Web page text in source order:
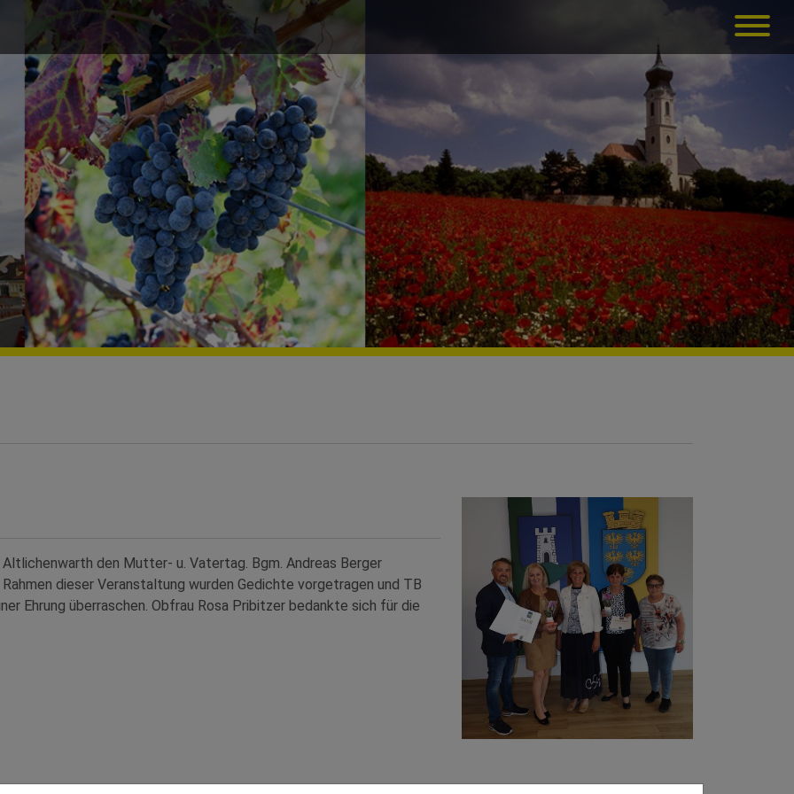
den Mutter- u. Vatertag. Bgm. Andreas Berger
dieser Veranstaltung wurden Gedichte vorgetragen und TB
Ehrung überraschen. Obfrau Rosa Pribitzer bedankte sich für die